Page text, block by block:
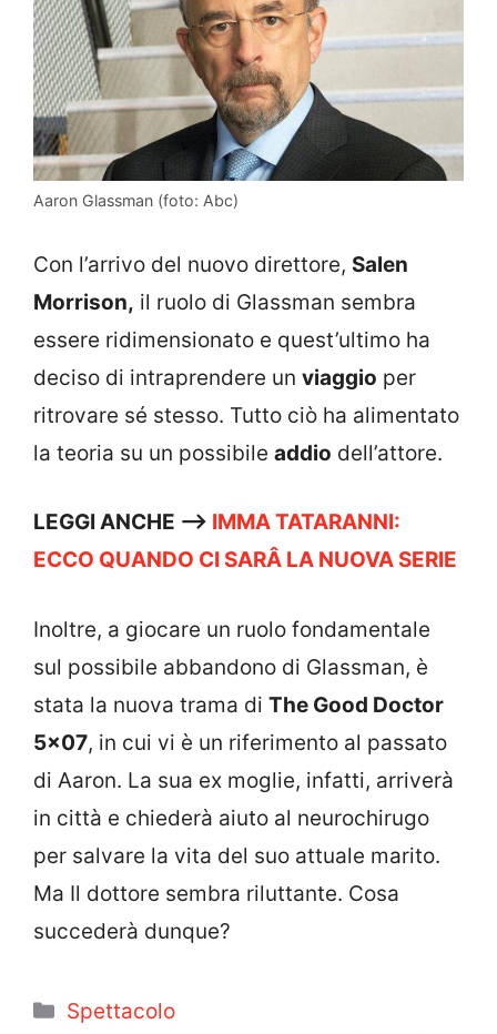
Aaron Glassman (foto: Abc)
Con l’arrivo del nuovo direttore, Salen
Morrison, il ruolo di Glassman sembra
essere ridimensionato e quest’ultimo ha
deciso di intraprendere un viaggio per
ritrovare sé stesso. Tutto ciò ha alimentato
la teoria su un possibile addio dell’attore.
LEGGI ANCHE –> IMMA TATARANNI:
ECCO QUANDO CI SARÂ LA NUOVA SERIE
Inoltre, a giocare un ruolo fondamentale
sul possibile abbandono di Glassman, è
stata la nuova trama di The Good Doctor
5×07, in cui vi è un riferimento al passato
di Aaron. La sua ex moglie, infatti, arriverà
in città e chiederà aiuto al neurochirugo
per salvare la vita del suo attuale marito.
Ma Il dottore sembra riluttante. Cosa
succederà dunque?
Categorie
Spettacolo